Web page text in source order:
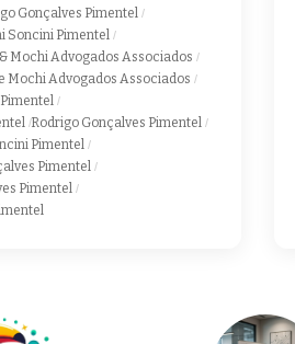
Gonçalves Pimentel
Soncini Pimentel
Mochi Advogados Associados
Mochi Advogados Associados
Rodrigo Gonçalves Pimentel
Pimentel
Pimentel
Pimentel